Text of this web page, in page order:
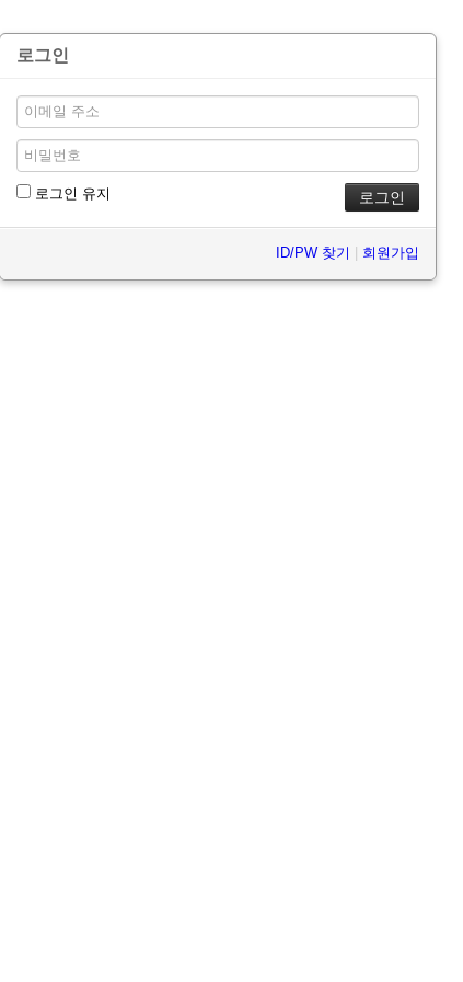
로그인
로그인 유지
ID/PW 찾기 회원가입